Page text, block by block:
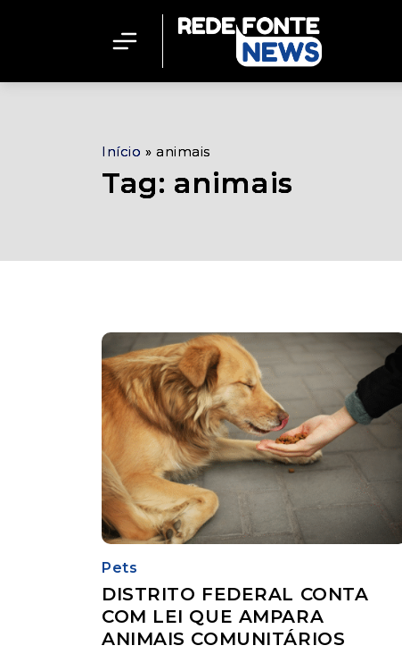
Início »animais
Tag: animais
Pets
DISTRITO FEDERAL CONTA
COM LEI QUE AMPARA
ANIMAIS COMUNITÁRIOS